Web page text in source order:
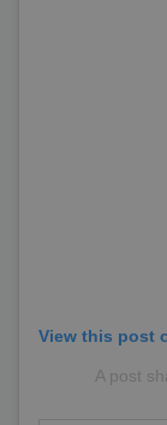
View this post
A post